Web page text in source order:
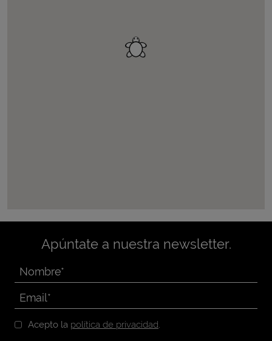
Apúntate a nuestra newsletter.
Acepto la política de privacidad.